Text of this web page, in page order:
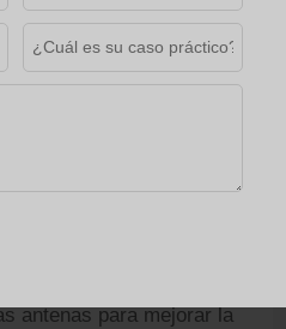
conectar memorias USB
alimentar dispositivos
resulta conveniente
Amplíe el almacenamiento
en caché, mapas
antenas para mejorar la